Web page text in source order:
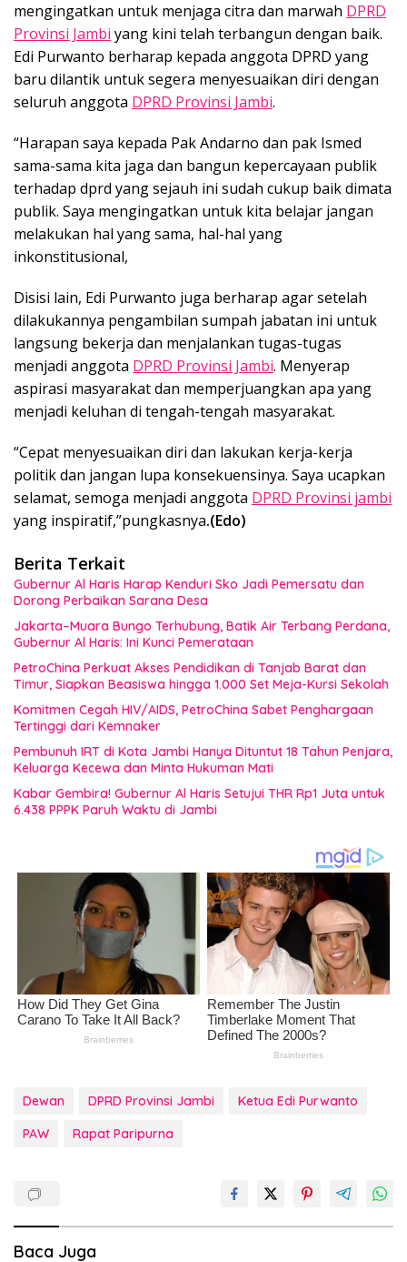
mengingatkan untuk menjaga citra dan marwah DPRD
Provinsi Jambi yang kini telah terbangun dengan baik.
Edi Purwanto berharap kepada anggota DPRD yang
baru dilantik untuk segera menyesuaikan diri dengan
seluruh anggota DPRD Provinsi Jambi.
“Harapan saya kepada Pak Andarno dan pak Ismed
sama-sama kita jaga dan bangun kepercayaan publik
terhadap dprd yang sejauh ini sudah cukup baik dimata
publik. Saya mengingatkan untuk kita belajar jangan
melakukan hal yang sama, hal-hal yang
inkonstitusional,
Disisi lain, Edi Purwanto juga berharap agar setelah
dilakukannya pengambilan sumpah jabatan ini untuk
langsung bekerja dan menjalankan tugas-tugas
menjadi anggota DPRD Provinsi Jambi. Menyerap
aspirasi masyarakat dan memperjuangkan apa yang
menjadi keluhan di tengah-tengah masyarakat.
“Cepat menyesuaikan diri dan lakukan kerja-kerja
politik dan jangan lupa konsekuensinya. Saya ucapkan
selamat, semoga menjadi anggota DPRD Provinsi jambi
yang inspiratif,”pungkasnya.(Edo)
Berita Terkait
Gubernur Al Haris Harap Kenduri Sko Jadi Pemersatu dan
Dorong Perbaikan Sarana Desa
Jakarta–Muara Bungo Terhubung, Batik Air Terbang Perdana,
Gubernur Al Haris: Ini Kunci Pemerataan
PetroChina Perkuat Akses Pendidikan di Tanjab Barat dan
Timur, Siapkan Beasiswa hingga 1.000 Set Meja-Kursi Sekolah
Komitmen Cegah HIV/AIDS, PetroChina Sabet Penghargaan
Tertinggi dari Kemnaker
Pembunuh IRT di Kota Jambi Hanya Dituntut 18 Tahun Penjara,
Keluarga Kecewa dan Minta Hukuman Mati
Kabar Gembira! Gubernur Al Haris Setujui THR Rp1 Juta untuk
6.438 PPPK Paruh Waktu di Jambi
Dewan DPRD Provinsi Jambi
Ketua Edi Purwanto
PAW
Rapat Paripurna
Baca Juga